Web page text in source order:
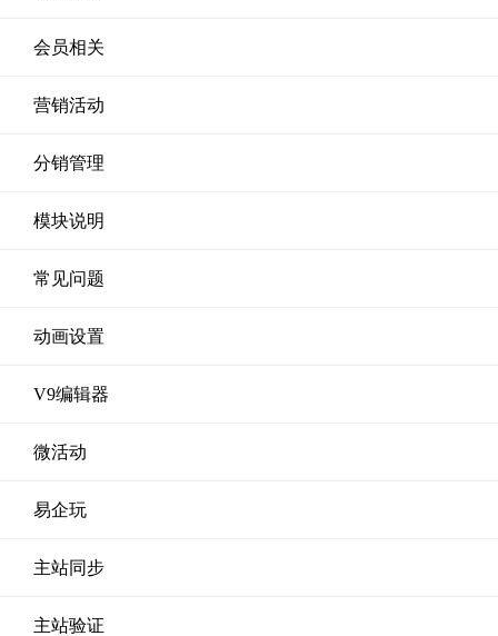
会员相关
营销活动
分销管理
模块说明
常见问题
动画设置
V9编辑器
微活动
易企玩
主站同步
主站验证